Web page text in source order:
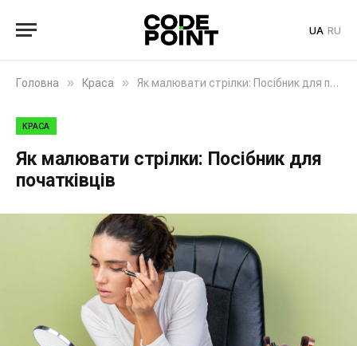
UA RU
Головна » Краса » Як малювати стрілки: Посібник для початківців
КРАСА
Як малювати стрілки: Посібник для
початківців